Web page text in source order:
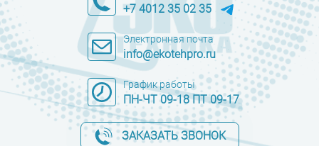
+7 4012 35 02 35
Электронная почта
info@ekotehpro.ru
График работы
ПН-ЧТ 09-18 ПТ 09-17
ЗАКАЗАТЬ ЗВОНОК